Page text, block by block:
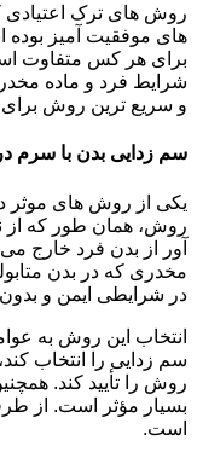
روش های ترک اعتیادی
های موفقیت آمیز بوده
برای هر کس متفاوت
شرایط فرد و ماده
و سریع ترین روش برای
سم زدایی بدن با سرم
یکی از روش های موثر
روش، همان طور که از
آور از بدن فرد خارج
مخدری که در بدن
در شرایطی ایمن و
انتخاب این روش به
سم زدایی را انتخاب
روش را تأیید کند.
بسیار مؤثر است. از
است.